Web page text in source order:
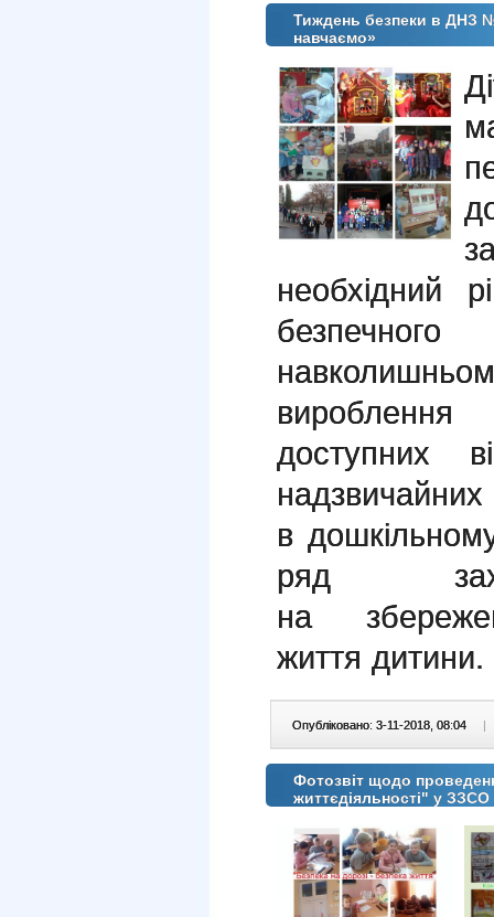
Тиждень безпеки в ДНЗ
навчаємо»
необхідний
доступних
в
ряд
на
життя дитини.
Опубліковано: 3-11-2018, 08:04 |
Фотозвіт щодо
життєдіяльності" у